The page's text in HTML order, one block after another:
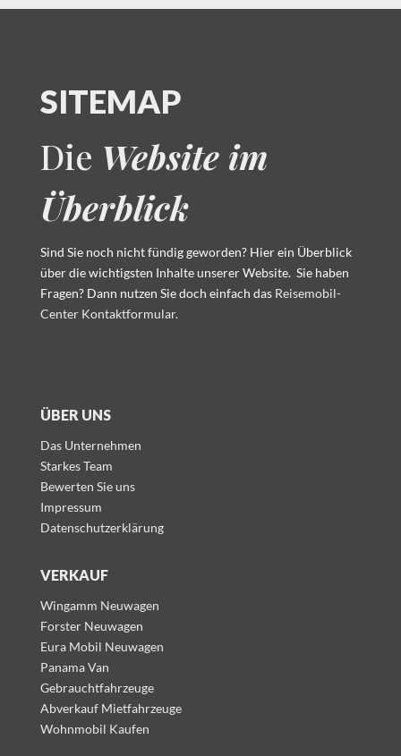
SITEMAP
Die Website im
Überblick
Sind Sie noch nicht fündig geworden? Hier ein Überblick
über die wichtigsten Inhalte unserer Website. Sie haben
Fragen? Dann nutzen Sie doch einfach das Reisemobil-
Center Kontaktformular.
ÜBER UNS
Das Unternehmen
Starkes Team
Bewerten Sie uns
Impressum
Datenschutzerklärung
VERKAUF
Wingamm Neuwagen
Forster Neuwagen
Eura Mobil Neuwagen
Panama Van
Gebrauchtfahrzeuge
Abverkauf Mietfahrzeuge
Wohnmobil Kaufen